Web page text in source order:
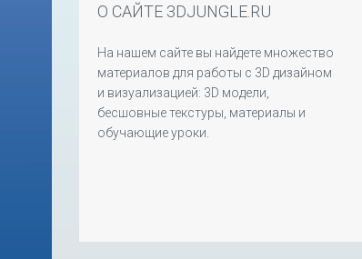
О САЙТЕ 3DJUNGLE.RU
На нашем сайте вы найдете множество
материалов для работы с 3D дизайном
и визуализацией: 3D модели,
бесшовные текстуры, материалы и
обучающие уроки.